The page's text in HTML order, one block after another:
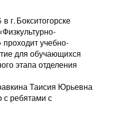
г. Бокситогорске
проходит учебно-
для обучающихся
этапа отделения
Таисия Юрьевна
с ребятами с